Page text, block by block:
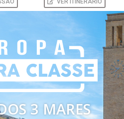
VER ITINERÁRIO
3 MARES